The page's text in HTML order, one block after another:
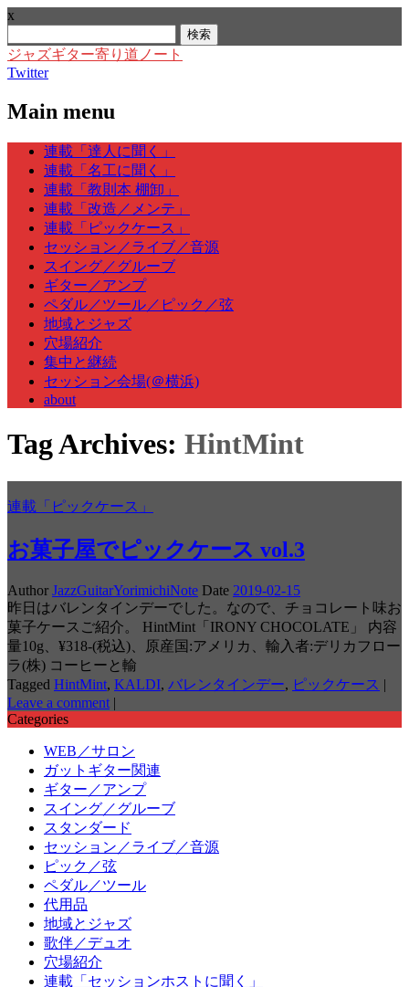
x
索:
ジャズギター寄り道ノート
Twitter
Main menu
Skip
content
連載「達人に聞く」
連載「名工に聞く」
連載「教則本 棚卸」
連載「改造／メンテ」
連載「ピックケース」
セッション／ライブ／音源
スイング／グルーブ
ギター／アンプ
ペダル／ツール／ピック／弦
地域とジャズ
穴場紹介
集中と継続
セッション会場(＠横浜)
about
Tag Archives: HintMint
連載「ピックケース」
お菓子屋でピックケース vol.3
Author JazzGuitarYorimichiNote Date 2019-02-15
昨日はバレンタインデーでした。なので、チョコレート味お
菓子ケースご紹介。 HintMint「IRONY CHOCOLATE」 内容
量10g、¥318-(税込)、原産国:アメリカ、輸入者:デリカフロー
ラ(株) コーヒーと輸
Tagged HintMint, KALDI, バレンタインデー, ピックケース |
Leave a comment |
Categories
WEB／サロン
ガットギター関連
ギター／アンプ
スイング／グルーブ
スタンダード
セッション／ライブ／音源
ピック／弦
ペダル／ツール
代用品
地域とジャズ
歌伴／デュオ
穴場紹介
連載「セッションホストに聞く」